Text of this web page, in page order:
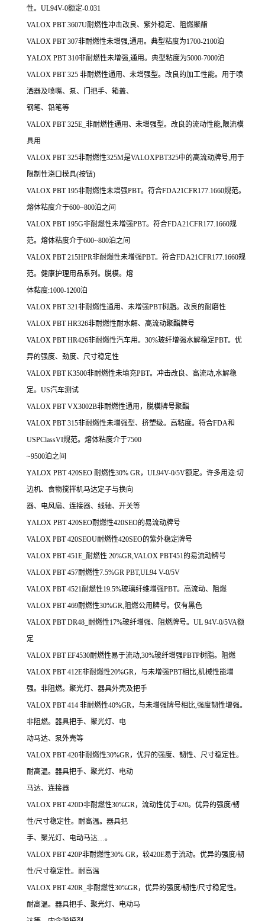
性。UL94V-0额定-0.031
VALOX PBT 3607U耐燃性冲击改良、紫外稳定、阻燃聚酯
VALOX PBT 307非耐燃性未增强,通用。典型粘度为1700-2100泊
YALOX PBT 310非耐燃性未增强,通用。典型粘度为5000-7000泊
VALOX PBT 325 非耐燃性通用、未增强型。改良的加工性能。用于喷
洒器及喷嘴、泵、门把手、箱盖、
钢笔、铅笔等
VALOX PBT 325E_非耐燃性通用、未增强型。改良的流动性能,限流模
具用
VALOX PBT 325非耐燃性325M是VALOXPBT325中的高流动牌号,用于
限制性浇口模具(按钮)
VALOX PBT 195非耐燃性未增强PBT。符合FDA21CFR177.1660规范。
熔体粘度介于600~800泊之间
VALOX PBT 195G非耐燃性未增强PBT。符合FDA21CFR177.1660规
范。熔体粘度介于600~800泊之间
VALOX PBT 215HPR非耐燃性未增强PBT。符合FDA21CFR177.1660规
范。健康护理用品系列。脱模。熔
体黏度:1000-1200泊
VALOX PBT 321非耐燃性通用、未增强PBT树脂。改良的耐磨性
VALOX PBT HR326非耐燃性耐水解、高流动聚酯牌号
VALOX PBT HR426非耐燃性汽车用。30%玻纤增强水解稳定PBT。优
异的强度、劲度、尺寸稳定性
VALOX PBT K3500非耐燃性未填充PBT。冲击改良、高流动,水解稳
定。US汽车测试
VALOX PBT VX3002B非耐燃性通用，脱模牌号聚酯
VALOX PBT 315非耐燃性未增强型、挤塑级。高粘度。符合FDA和
USPClassVI规范。熔体粘度介于7500
~9500泊之间
YALOX PBT 420SEO 耐燃性30% GR，UL94V-0/5V额定。许多用途:切
边机、食物搅拌机马达定子与换向
器、电风扇、连接器、线轴、开关等
YALOX PBT 420SEO耐燃性420SEO的易流动牌号
VALOX PBT 420SEOU耐燃性420SEO的紫外稳定牌号
VALOX PBT 451E_耐燃性 20%GR,VALOX PBT451的易流动牌号
VALOX PBT 457耐燃性7.5%GR PBT,UL94 V-0/5V
VALOX PBT 4521耐燃性19.5%玻璃纤维增强PBT。高流动、阻燃
VALOX PBT 469耐燃性30%GR,阻燃公用牌号。仅有黑色
VALOX PBT DR48_耐燃性17%玻纤增强、阻燃牌号。UL 94V-0/5VA额
定
VALOX PBT EF4530耐燃性易于流动,30%玻纤增强PBTP树脂。阻燃
VALOX PBT 412E非耐燃性20%GR，与未增强PBT相比,机械性能增
强。非阻燃。聚光灯、器具外壳及把手
VALOX PBT 414 非耐燃性40%GR，与未增强牌号相比,强度韧性增强。
非阻燃。器具把手、聚光灯、电
动马达、泵外壳等
VALOX PBT 420非耐燃性30%GR，优异的强度、韧性、尺寸稳定性。
耐高温。器具把手、聚光灯、电动
马达、连接器
VALOX PBT 420D非耐燃性30%GR，流动性优于420。优异的强度/韧
性/尺寸稳定性。耐高温。器具把
手、聚光灯、电动马达…。
VALOX PBT 420P非耐燃性30% GR，较420E易于流动。优异的强度/韧
性/尺寸稳定性。耐高温
VALOX PBT 420R_非耐燃性30%GR，优异的强度/韧性/尺寸稳定性。
耐高温。器具把手、聚光灯、电动马